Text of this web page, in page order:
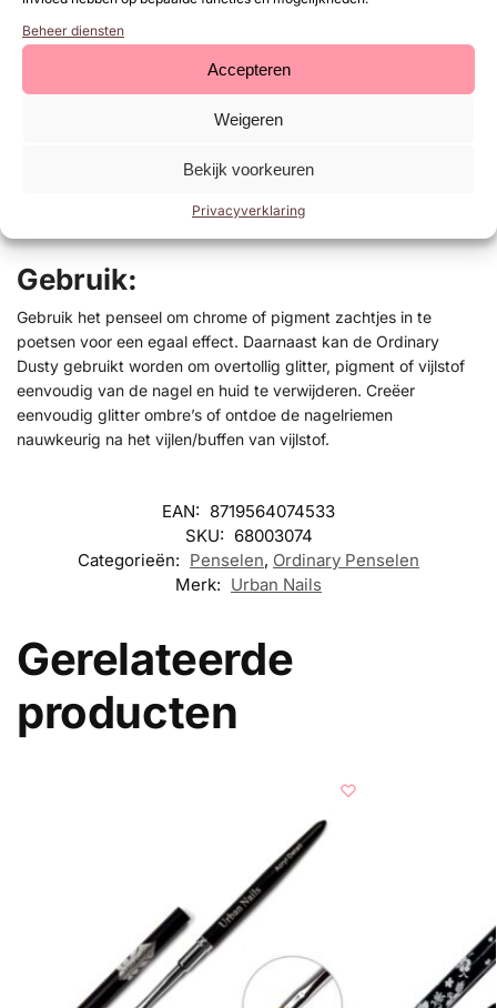
Beheer diensten
Accepteren
Weigeren
Bekijk voorkeuren
Privacyverklaring
Voordelen:
Geschikt voor chrome, pigmenten en glitters
Zachte, duurzame haren
Vergelijkbaar met het Urban Nails Fluf Penseel, maar smaller
Geschikt voor salon- en thuisgebruik
Gebruik:
Gebruik het penseel om chrome of pigment zachtjes in te
poetsen voor een egaal effect. Daarnaast kan de Ordinary
Dusty gebruikt worden om overtollig glitter, pigment of vijlstof
eenvoudig van de nagel en huid te verwijderen. Creëer
eenvoudig glitter ombre’s of ontdoe de nagelriemen
nauwkeurig na het vijlen/buffen van vijlstof.
EAN: 8719564074533
SKU: 68003074
Categorieën: Penselen, Ordinary Penselen
Merk: Urban Nails
Gerelateerde
producten